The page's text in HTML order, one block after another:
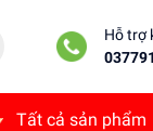
Hỗ trợ
Tất cả sản phẩm